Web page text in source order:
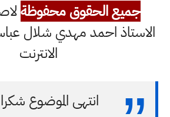
جميع الحقوق محفوظة
الاستاذ احمد مهدي شلال
الانترنت
انتهى الموضوع